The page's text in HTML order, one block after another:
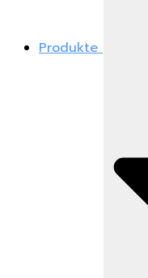
Produkte